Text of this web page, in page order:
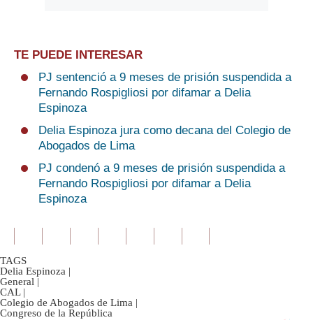
TE PUEDE INTERESAR
PJ sentenció a 9 meses de prisión suspendida a
Fernando Rospigliosi por difamar a Delia
Espinoza
Delia Espinoza jura como decana del Colegio de
Abogados de Lima
PJ condenó a 9 meses de prisión suspendida a
Fernando Rospigliosi por difamar a Delia
Espinoza
TAGS
Delia Espinoza |
General |
CAL |
Colegio de Abogados de Lima |
Congreso de la República